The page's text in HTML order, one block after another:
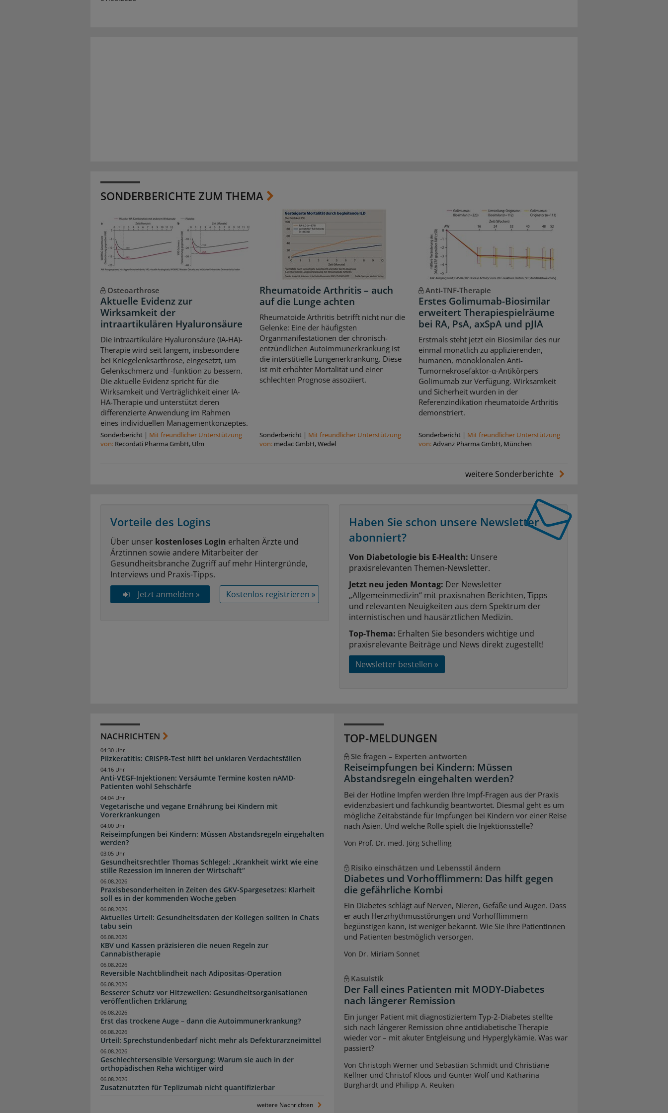
SONDERBERICHTE ZUM THEMA
Osteoarthrose
Aktuelle Evidenz zur
Wirksamkeit der
intraartikulären Hyaluronsäure
Die intraartikuläre Hyaluronsäure (IA-HA)-
Therapie wird seit langem, insbesondere
bei Kniegelenksarthrose, eingesetzt, um
Gelenkschmerz und -funktion zu bessern.
Die aktuelle Evidenz spricht für die
Wirksamkeit und Verträglichkeit einer IA-
HA-Therapie und unterstützt deren
differenzierte Anwendung im Rahmen
eines individuellen Managementkonzeptes.
Sonderbericht | Mit freundlicher Unterstützung
von: Recordati Pharma GmbH, Ulm
Rheumatoide Arthritis – auch
auf die Lunge achten
Rheumatoide Arthritis betrifft nicht nur die
Gelenke: Eine der häufigsten
Organmanifestationen der chronisch-
entzündlichen Autoimmunerkrankung ist
die interstitielle Lungenerkrankung. Diese
ist mit erhöhter Mortalität und einer
schlechten Prognose assoziiert.
Sonderbericht| Mit freundlicher Unterstützung
von: medac GmbH, Wedel
Anti-TNF-Therapie
Erstes Golimumab-Biosimilar
erweitert Therapiespielräume
bei RA, PsA, axSpA und pJIA
Erstmals steht jetzt ein Biosimilar des nur
einmal monatlich zu applizierenden,
humanen, monoklonalen Anti-
Tumornekrosefaktor-α-Antikörpers
Golimumab zur Verfügung. Wirksamkeit
und Sicherheit wurden in der
Referenzindikation rheumatoide Arthritis
demonstriert.
Sonderbericht| Mit freundlicher Unterstützung
von:Advanz Pharma GmbH, München
weitere Sonderberichte
Vorteile des Logins
Über unser kostenloses Login erhalten Ärzte und
Ärztinnen sowie andere Mitarbeiter der
Gesundheitsbranche Zugriff auf mehr Hintergründe,
Interviews und Praxis-Tipps.
Jetzt anmelden »
Kostenlos registrieren »
Haben Sie schon unsere Newsletter
abonniert?
Von Diabetologie bis E-Health: Unsere
praxisrelevanten Themen-Newsletter.
Jetzt neu jeden Montag: Der Newsletter
„Allgemeinmedizin“ mit praxisnahen Berichten, Tipps
und relevanten Neuigkeiten aus dem Spektrum der
internistischen und hausärztlichen Medizin.
Top-Thema: Erhalten Sie besonders wichtige und
praxisrelevante Beiträge und News direkt zugestellt!
Newsletter bestellen »
NACHRICHTEN
Pilzkeratitis: CRISPR-Test hilft bei unklaren Verdachtsfällen
04:30 Uhr
Anti-VEGF-Injektionen: Versäumte Termine kosten nAMD-
Patienten wohl Sehschärfe
04:16 Uhr
Vegetarische und vegane Ernährung bei Kindern mit
Vorerkrankungen
04:04 Uhr
Reiseimpfungen bei Kindern: Müssen Abstandsregeln eingehalten
werden?
04:00 Uhr
Gesundheitsrechtler Thomas Schlegel: „Krankheit wirkt wie eine
stille Rezession im Inneren der Wirtschaft“
03:05 Uhr
Praxisbesonderheiten in Zeiten des GKV-Spargesetzes: Klarheit
soll es in der kommenden Woche geben
06.08.2026
Aktuelles Urteil: Gesundheitsdaten der Kollegen sollten in Chats
tabu sein
06.08.2026
KBV und Kassen präzisieren die neuen Regeln zur
Cannabistherapie
06.08.2026
Reversible Nachtblindheit nach Adipositas-Operation
06.08.2026
Besserer Schutz vor Hitzewellen: Gesundheitsorganisationen
veröffentlichen Erklärung
06.08.2026
Erst das trockene Auge – dann die Autoimmunerkrankung?
06.08.2026
Urteil: Sprechstundenbedarf nicht mehr als Defekturarzneimittel
06.08.2026
Geschlechtersensible Versorgung: Warum sie auch in der
orthopädischen Reha wichtiger wird
06.08.2026
Zusatznutzten für Teplizumab nicht quantifizierbar
06.08.2026
weitere Nachrichten
TOP-MELDUNGEN
Sie fragen – Experten antworten
Reiseimpfungen bei Kindern: Müssen
Abstandsregeln eingehalten werden?
Bei der Hotline Impfen werden Ihre Impf-Fragen aus der Praxis
evidenzbasiert und fachkundig beantwortet. Diesmal geht es um
mögliche Zeitabstände für Impfungen bei Kindern vor einer Reise
nach Asien. Und welche Rolle spielt die Injektionsstelle?
Von Prof. Dr. med. Jörg Schelling
Risiko einschätzen und Lebensstil ändern
Diabetes und Vorhofflimmern: Das hilft gegen
die gefährliche Kombi
Ein Diabetes schlägt auf Nerven, Nieren, Gefäße und Augen. Dass
er auch Herzrhythmusstörungen und Vorhofflimmern
begünstigen kann, ist weniger bekannt. Wie Sie Ihre Patientinnen
und Patienten bestmöglich versorgen.
Von Dr. Miriam Sonnet
Kasuistik
Der Fall eines Patienten mit MODY-Diabetes
nach längerer Remission
Ein junger Patient mit diagnostiziertem Typ-2-Diabetes stellte
sich nach längerer Remission ohne antidiabetische Therapie
wieder vor – mit akuter Entgleisung und Hyperglykämie. Was war
passiert?
Von Christoph Werner und Sebastian Schmidt und Christiane
Kellner und Christof Kloos und Gunter Wolf und Katharina
Burghardt und Philipp A. Reuken